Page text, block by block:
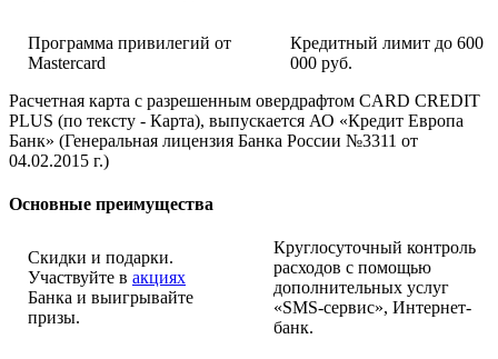
Программа привилегий от
Masterсard
Кредитный лимит до 600
000 руб.
Расчетная карта с разрешенным овердрафтом CARD CREDIT
PLUS (по тексту - Карта), выпускается АО «Кредит Европа
Банк» (Генеральная лицензия Банка России №3311 от
04.02.2015 г.)
Основные преимущества
Скидки и подарки.
Участвуйте в акциях
Банка и выигрывайте
призы.
Круглосуточный контроль
расходов с помощью
дополнительных услуг
«SMS-сервис», Интернет-
банк.